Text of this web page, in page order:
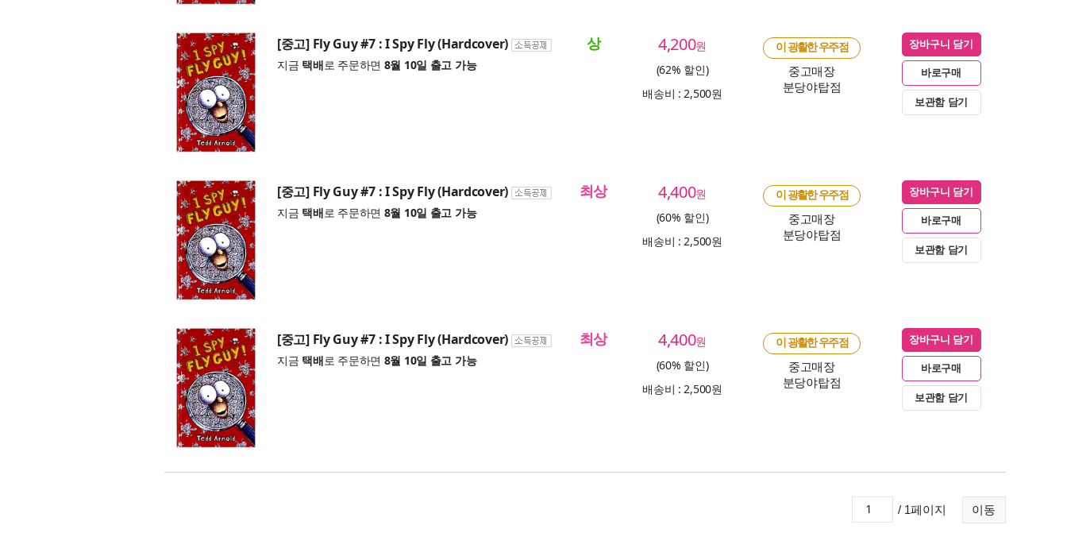
[중고] Fly Guy #7 : I Spy Fly (Hardcover)
지금 택배로 주문하면 8월 10일 출고 가능
상 4,200원
(62% 할인)
배송비 : 2,500원
이 광활한 우주점
중고매장
분당야탑점
장바구니 담기
바로구매
보관함 담기
[중고] Fly Guy #7 : I Spy Fly (Hardcover)
지금 택배로 주문하면 8월 10일 출고 가능
최상 4,400원
(60% 할인)
배송비 : 2,500원
이 광활한 우주점
중고매장
분당야탑점
장바구니 담기
바로구매
보관함 담기
[중고] Fly Guy #7 : I Spy Fly (Hardcover)
지금 택배로 주문하면 8월 10일 출고 가능
최상 4,400원
(60% 할인)
배송비 : 2,500원
이 광활한 우주점
중고매장
분당야탑점
장바구니 담기
바로구매
보관함 담기
이동
/ 1페이지